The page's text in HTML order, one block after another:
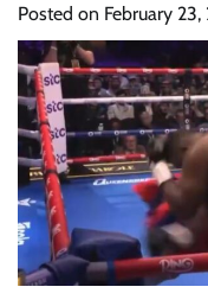
Posted on February 23,